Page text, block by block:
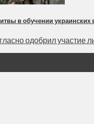
в обучении украинских
одобрил участие